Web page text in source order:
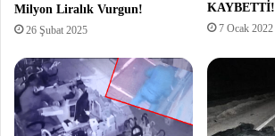
Milyon Liralık Vurgun!
26 Şubat 2025
KAYBETTİ!
7 Ocak 2022